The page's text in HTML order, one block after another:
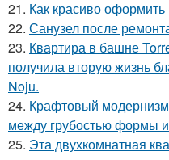
21. Как красиво
22. Санузел после
23. Квартира в башне
получила вторую жизнь
Noju.
24. Крафтовый
между грубостью формы
25. Эта двухкомнатная